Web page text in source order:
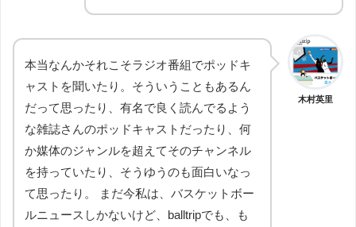
木村英里
本当なんかそれこそラジオ番組でポッドキ
ャストを聞いたり。そういうこともあるん
だって思ったり、有名で良く読んでるよう
な雑誌さんのポッドキャストだったり、何
か媒体のジャンルを超えてそのチャンネル
を持っていたり、そうゆうのも面白いなっ
て思ったり。 まだ今私は、バスケットボー
ルニュースしかないけど、balltripでも、も